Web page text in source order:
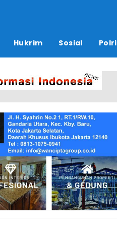
Hukrim Sosial Polri